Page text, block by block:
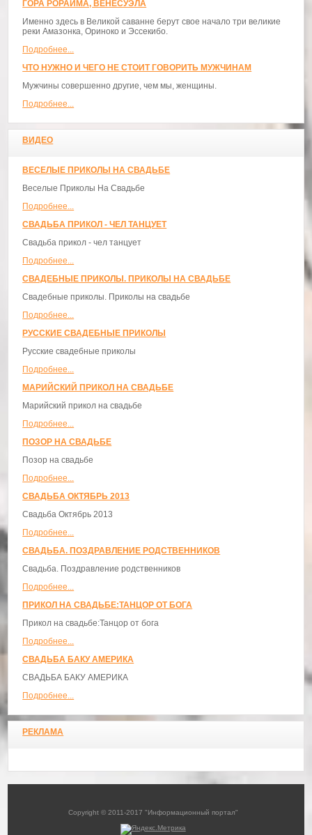
ГОРА РОРАЙМА, ВЕНЕСУЭЛА
Именно здесь в Великой саванне берут свое начало три великие
реки Амазонка, Ориноко и Эссекибо.
Подробнее...
ЧТО НУЖНО И ЧЕГО НЕ СТОИТ ГОВОРИТЬ МУЖЧИНАМ
Мужчины совершенно другие, чем мы, женщины.
Подробнее...
ВИДЕО
ВЕСЕЛЫЕ ПРИКОЛЫ НА СВАДЬБЕ
Веселые Приколы На Свадьбе
Подробнее...
СВАДЬБА ПРИКОЛ - ЧЕЛ ТАНЦУЕТ
Свадьба прикол - чел танцует
Подробнее...
СВАДЕБНЫЕ ПРИКОЛЫ. ПРИКОЛЫ НА СВАДЬБЕ
Свадебные приколы. Приколы на свадьбе
Подробнее...
РУССКИЕ СВАДЕБНЫЕ ПРИКОЛЫ
Русские свадебные приколы
Подробнее...
МАРИЙСКИЙ ПРИКОЛ НА СВАДЬБЕ
Марийский прикол на свадьбе
Подробнее...
ПОЗОР НА СВАДЬБЕ
Позор на свадьбе
Подробнее...
СВАДЬБА ОКТЯБРЬ 2013
Свадьба Октябрь 2013
Подробнее...
СВАДЬБА. ПОЗДРАВЛЕНИЕ РОДСТВЕННИКОВ
Свадьба. Поздравление родственников
Подробнее...
ПРИКОЛ НА СВАДЬБЕ:ТАНЦОР ОТ БОГА
Прикол на свадьбе:Танцор от бога
Подробнее...
СВАДЬБА БАКУ АМЕРИКА
СВАДЬБА БАКУ АМЕРИКА
Подробнее...
РЕКЛАМА
Copyright © 2011-2017 "Информационный портал"